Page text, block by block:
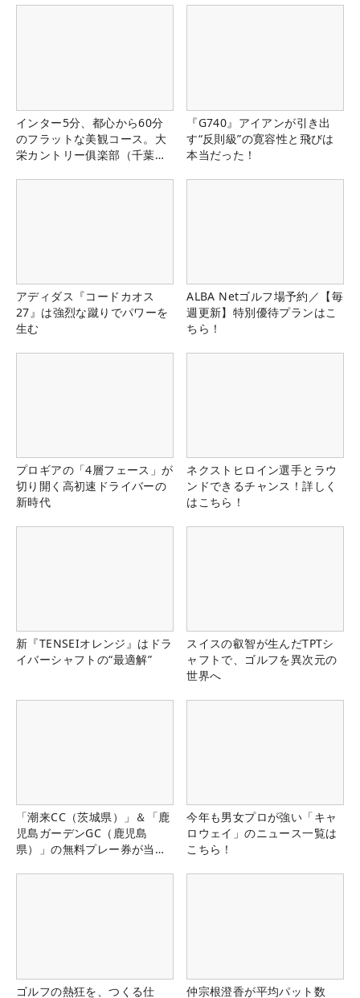
インター5分、都心から60分
のフラットな美観コース。大
栄カントリー俱楽部（千葉
『G740』アイアンが引き出
す“反則級”の寛容性と飛びは
本当だった！
アディダス『コードカオス
27』は強烈な蹴りでパワーを
生む
ALBA Netゴルフ場予約／【毎
週更新】特別優待プランはこ
ちら！
プロギアの「4層フェース」が
切り開く高初速ドライバーの
新時代
ネクストヒロイン選手とラウ
ンドできるチャンス！詳しく
はこちら！
新『TENSEIオレンジ』はドラ
イバーシャフトの“最適解”
スイスの叡智が生んだTPTシ
ャフトで、ゴルフを異次元の
世界へ
「潮来CC（茨城県）」＆「鹿
児島ガーデンGC（鹿児島
県）」の無料プレー券が当た
今年も男女プロが強い「キャ
ロウェイ」のニュース一覧は
こちら！
ゴルフの熱狂を、つくる仕
仲宗根澄香が平均パット数